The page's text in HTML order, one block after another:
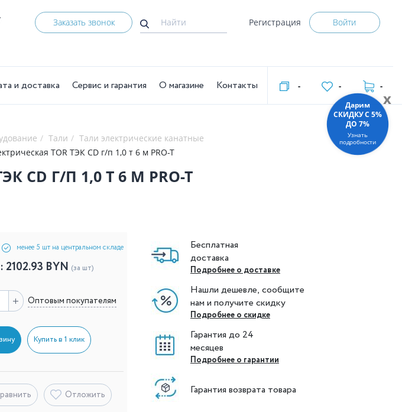
Заказать звонок Регистрация Войти
и доставка Сервис и гарантия О магазине Контакты - - -
Тали
Тали электрические канатные
TOR ТЭК CD г/п 1,0 т 6 м PRO-T
CD Г/П 1,0 Т 6 М PRO-T
менее 5 шт на центральном складе
2102.93 BYN (за шт)
Оптовым покупателям
Купить в 1 клик
Отложить
Бесплатная
доставка
Подробнее о доставке
Нашли дешевле, сообщите
нам и получите скидку
Подробнее о скидке
Гарантия до 24
месяцев
Подробнее о гарантии
Гарантия возврата товара
x
Дарим
СКИДКУ C 5%
ДО 7%
Узнать
подробности